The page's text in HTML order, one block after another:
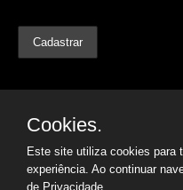
Cookies.
Este site utiliza cookies para
experiência. Ao continuar
de Privacidade